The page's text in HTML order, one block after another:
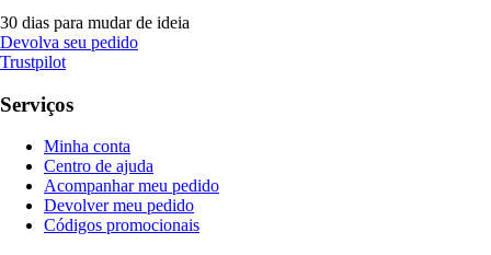
30 dias para mudar de ideia
Devolva seu pedido
Trustpilot
Serviços
Minha conta
Centro de ajuda
Acompanhar meu pedido
Devolver meu pedido
Códigos promocionais